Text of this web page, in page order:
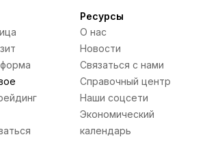
Ресурсы
О нас
Новости
Связаться с нами
Справочный центр
Наши соцсети
Экономический
календарь